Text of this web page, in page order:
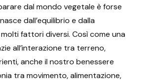
dal mondo vegetale è forse
dall’equilibrio e dalla
fattori diversi. Così come una
all’interazione tra terreno,
anche il nostro benessere
tra movimento, alimentazione,